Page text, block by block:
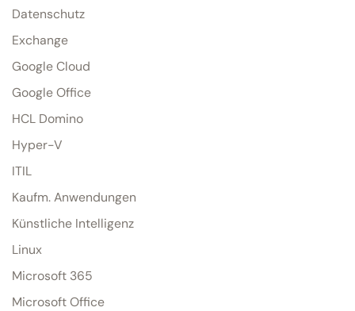
Datenschutz
Exchange
Google Cloud
Google Office
HCL Domino
Hyper-V
ITIL
Kaufm. Anwendungen
Künstliche Intelligenz
Linux
Microsoft 365
Microsoft Office